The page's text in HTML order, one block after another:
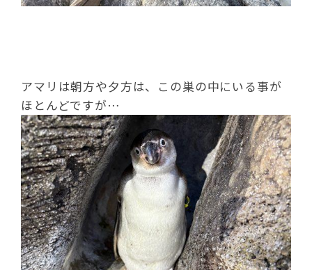
アマリは朝方や夕方は、この巣の中にいる事が
ほとんどですが…